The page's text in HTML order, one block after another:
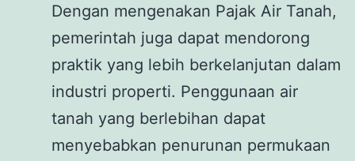
Dengan mengenakan Pajak Air Tanah,
pemerintah juga dapat mendorong
praktik yang lebih berkelanjutan dalam
industri properti. Penggunaan air
tanah yang berlebihan dapat
menyebabkan penurunan permukaan